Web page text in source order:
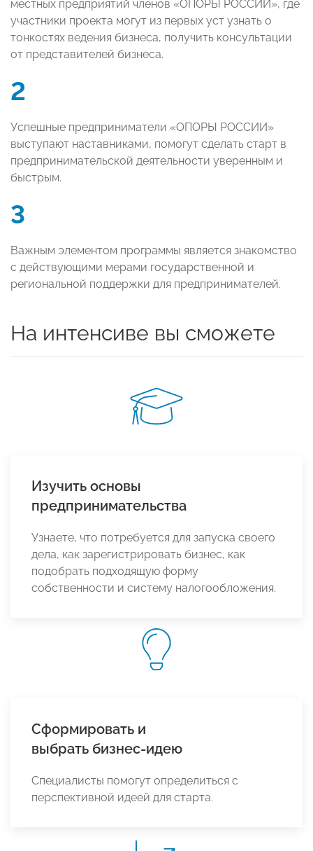
местных предприятий членов «ОПОРЫ РОССИИ», где
участники проекта могут из первых уст узнать о
тонкостях ведения бизнеса, получить консультации
от представителей бизнеса.
2
Успешные предприниматели «ОПОРЫ РОССИИ»
выступают наставниками, помогут сделать старт в
предпринимательской деятельности уверенным и
быстрым.
3
Важным элементом программы является знакомство
с действующими мерами государственной и
региональной поддержки для предпринимателей.
На интенсиве вы сможете
Изучить основы
предпринимательства
Узнаете, что потребуется для запуска своего
дела, как зарегистрировать бизнес, как
подобрать подходящую форму
собственности и систему налогообложения.
Сформировать и
выбрать бизнес-идею
Специалисты помогут определиться с
перспективной идеей для старта.